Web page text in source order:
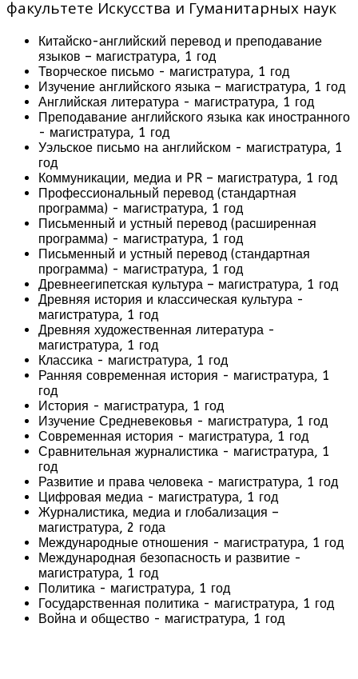
факультете Искусства и Гуманитарных наук
Китайско-английский перевод и преподавание
языков – магистратура, 1 год
Творческое письмо - магистратура, 1 год
Изучение английского языка – магистратура, 1 год
Английская литература - магистратура, 1 год
Преподавание английского языка как иностранного
- магистратура, 1 год
Уэльское письмо на английском - магистратура, 1
год
Коммуникации, медиа и PR – магистратура, 1 год
Профессиональный перевод (стандартная
программа) - магистратура, 1 год
Письменный и устный перевод (расширенная
программа) - магистратура, 1 год
Письменный и устный перевод (стандартная
программа) - магистратура, 1 год
Древнеегипетская культура – магистратура, 1 год
Древняя история и классическая культура -
магистратура, 1 год
Древняя художественная литература -
магистратура, 1 год
Классика - магистратура, 1 год
Ранняя современная история - магистратура, 1
год
История - магистратура, 1 год
Изучение Средневековья - магистратура, 1 год
Современная история - магистратура, 1 год
Сравнительная журналистика - магистратура, 1
год
Развитие и права человека - магистратура, 1 год
Цифровая медиа - магистратура, 1 год
Журналистика, медиа и глобализация –
магистратура, 2 года
Международные отношения - магистратура, 1 год
Международная безопасность и развитие -
магистратура, 1 год
Политика - магистратура, 1 год
Государственная политика - магистратура, 1 год
Война и общество - магистратура, 1 год